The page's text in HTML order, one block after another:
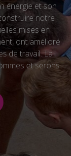
énergie et son
notre
mises en
ont amélioré
de travail. La
et serons